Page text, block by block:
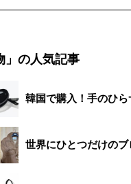
」の人気記事
韓国で購入！手のひ
世界にひとつだけのブ